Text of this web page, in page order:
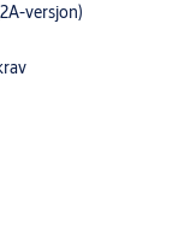
versjon)